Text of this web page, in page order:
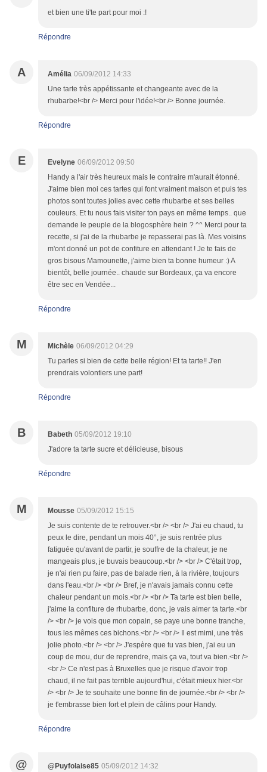
et bien une ti'te part pour moi :!
Répondre
A Amélia 06/09/2012 14:33
Une tarte très appétissante et changeante avec de la
rhubarbe!<br /> Merci pour l'idée!<br /> Bonne journée.
Répondre
E Evelyne 06/09/2012 09:50
Handy a l'air très heureux mais le contraire m'aurait étonné.
J'aime bien moi ces tartes qui font vraiment maison et puis tes
photos sont toutes jolies avec cette rhubarbe et ses belles
couleurs. Et tu nous fais visiter ton pays en même temps.. que
demande le peuple de la blogosphère hein ? ^^ Merci pour ta
recette, si j'ai de la rhubarbe je repasserai pas là. Mes voisins
m'ont donné un pot de confiture en attendant ! Je te fais de
gros bisous Mamounette, j'aime bien ta bonne humeur :) A
bientôt, belle journée.. chaude sur Bordeaux, ça va encore
être sec en Vendée...
Répondre
M Michèle 06/09/2012 04:29
Tu parles si bien de cette belle région! Et ta tarte!! J'en
prendrais volontiers une part!
Répondre
B Babeth 05/09/2012 19:10
J'adore ta tarte sucre et délicieuse, bisous
Répondre
M Mousse 05/09/2012 15:15
Je suis contente de te retrouver.<br /> <br /> J'ai eu chaud, tu
peux le dire, pendant un mois 40°, je suis rentrée plus
fatiguée qu'avant de partir, je souffre de la chaleur, je ne
mangeais plus, je buvais beaucoup.<br /> <br /> C'était trop,
je n'ai rien pu faire, pas de balade rien, à la rivière, toujours
dans l'eau.<br /> <br /> Bref, je n'avais jamais connu cette
chaleur pendant un mois.<br /> <br /> Ta tarte est bien belle,
j'aime la confiture de rhubarbe, donc, je vais aimer ta tarte.<br
/> <br /> je vois que mon copain, se paye une bonne tranche,
tous les mêmes ces bichons.<br /> <br /> Il est mimi, une très
jolie photo.<br /> <br /> J'espère que tu vas bien, j'ai eu un
coup de mou, dur de reprendre, mais ça va, tout va bien.<br />
<br /> Ce n'est pas à Bruxelles que je risque d'avoir trop
chaud, il ne fait pas terrible aujourd'hui, c'était mieux hier.<br
/> <br /> Je te souhaite une bonne fin de journée.<br /> <br />
je t'embrasse bien fort et plein de câlins pour Handy.
Répondre
@ @Puyfolaise85 05/09/2012 14:32